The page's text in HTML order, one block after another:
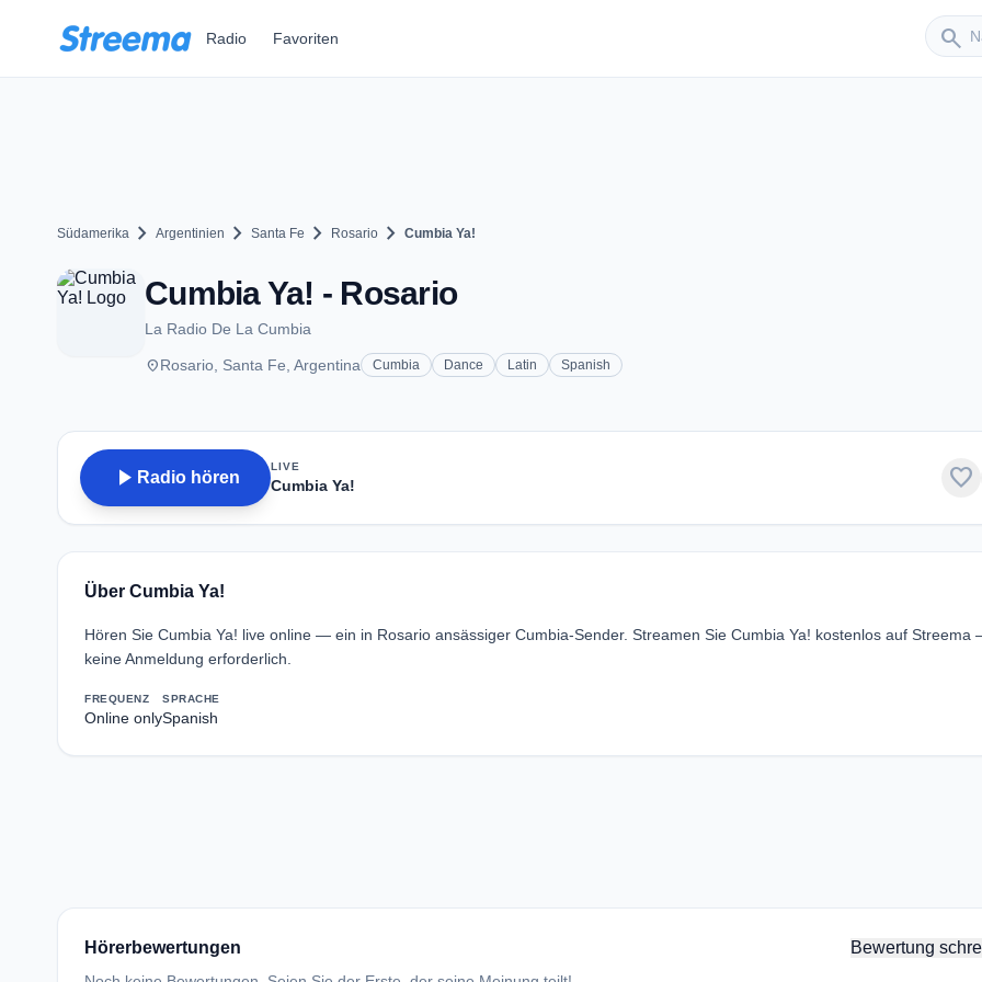
Radio Favoriten search
Sender
Südamerika chevron_right Argentinien chevron_right Santa Fe chevron_right Rosario chevron_right Cumbia Ya!
Cumbia Ya! - Rosario
La Radio De La Cumbia
placeRosario, Santa Fe, Argentina Cumbia Dance Latin Spanish
play_arrow Radio hören
LIVE
Cumbia Ya! favorite
Über Cumbia Ya!
Hören Sie Cumbia Ya! live online — ein in Rosario ansässiger Cumbia-Sender. Streamen Sie Cumbia Ya! kostenlos auf Streema
keine Anmeldung erforderlich.
FREQUENZ
Online only
SPRACHE
Spanish
Hörerbewertungen Bewertung